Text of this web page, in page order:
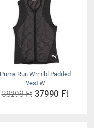
Puma Run Wrmlbl Padded
Vest W
38298 Ft37990 Ft